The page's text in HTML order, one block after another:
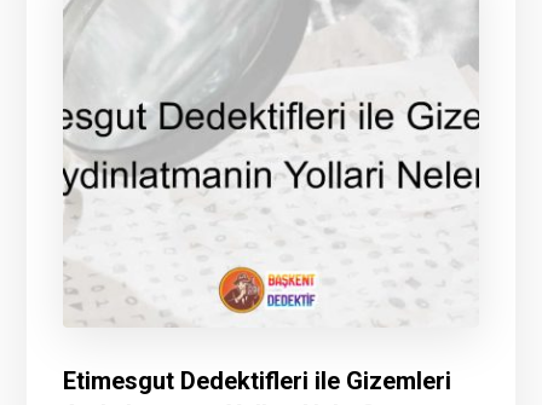
Etimesgut Dedektifleri ile Gizemleri